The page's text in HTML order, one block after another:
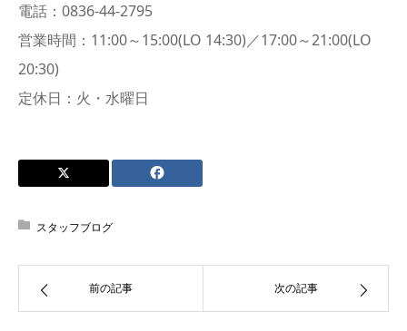
電話：0836-44-2795
営業時間：11:00～15:00(LO 14:30)／17:00～21:00(LO
20:30)
定休日：火・水曜日
スタッフブログ
前の記事 次の記事